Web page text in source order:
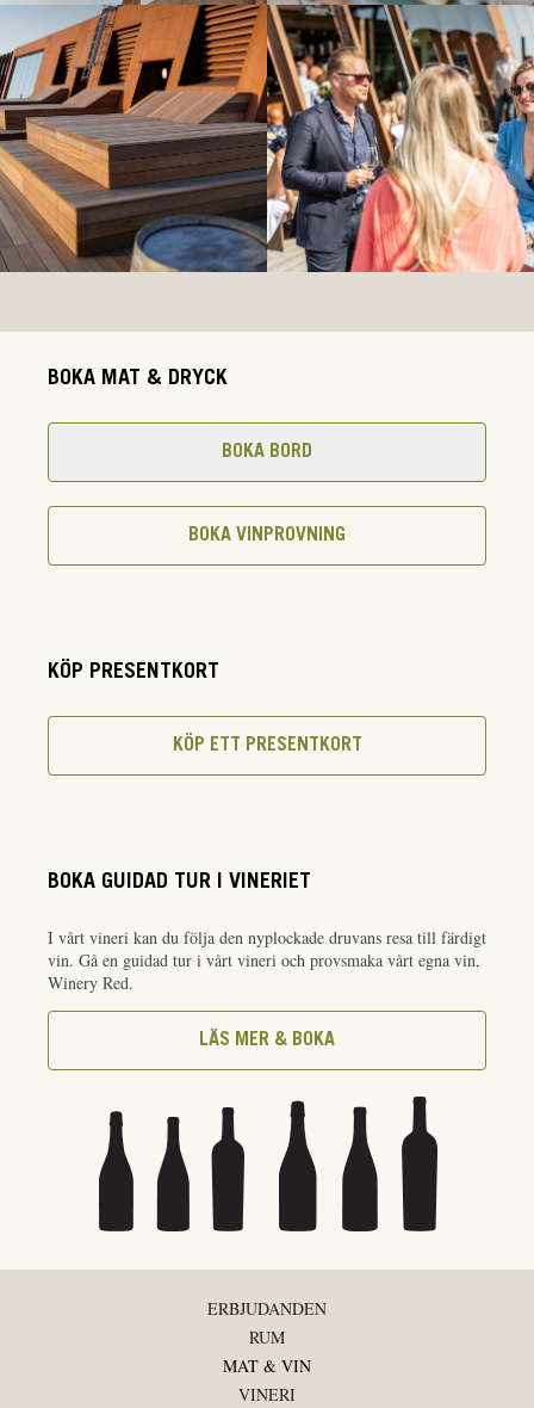
BOKA MAT & DRYCK
BOKA BORD
BOKA VINPROVNING
KÖP PRESENTKORT
KÖP ETT PRESENTKORT
BOKA GUIDAD TUR I VINERIET
I vårt vineri kan du följa den nyplockade druvans resa till färdigt
vin. Gå en guidad tur i vårt vineri och provsmaka vårt egna vin,
Winery Red.
LÄS MER & BOKA
ERBJUDANDEN
RUM
MAT & VIN
VINERI